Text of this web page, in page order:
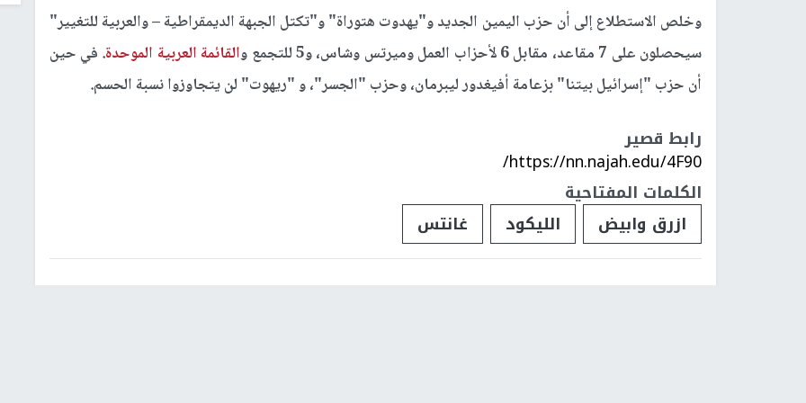
وخلص الاستطلاع إلى أن حزب اليمين الجديد و"يهدوت هتوراة" و"تكتل الجبهة الديمقراطية – والعربية للتغيير"
سيحصلون على 7 مقاعد، مقابل 6 لأحزاب العمل وميرتس وشاس، و5 للتجمع و
القائمة العربية الموحدة. في حين
أن حزب "إسرائيل بيتنا" بزعامة أفيغدور ليبرمان، وحزب "الجسر"، و "ريهوت" لن يتجاوزوا نسبة الحسم.
رابط قصير
https://nn.najah.edu/4F90/
الكلمات المفتاحية
ازرق وابيض
الليكود غانتس